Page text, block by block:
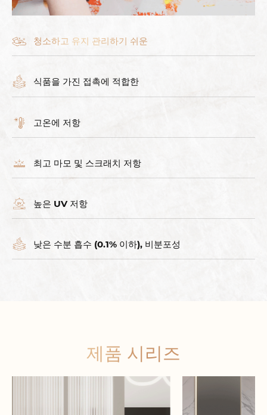
청소하고 유지 관리하기 쉬운
식품을 가진 접촉에 적합한
고온에 저항
최고 마모 및 스크래치 저항
높은 UV 저항
낮은 수분 흡수 (0.1% 이하), 비분포성
제품 시리즈